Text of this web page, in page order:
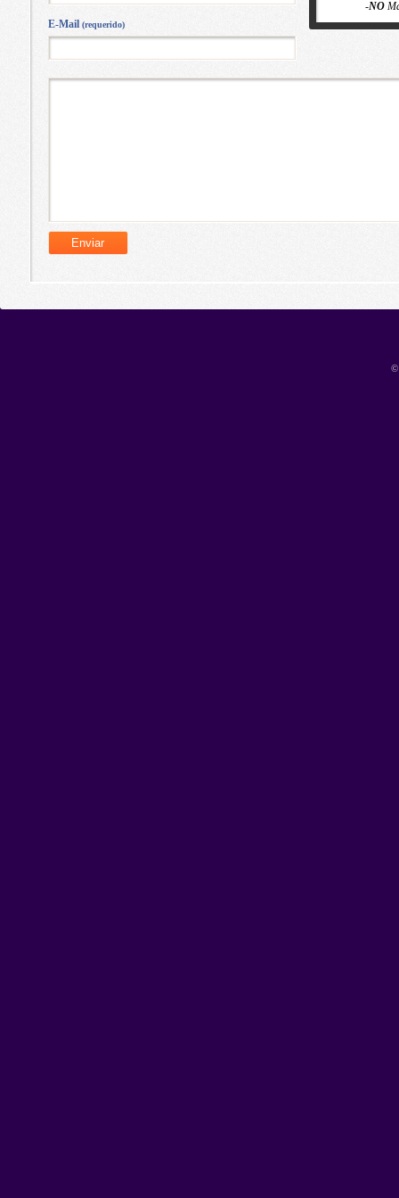
-NO
E-Mail (requerido)
©